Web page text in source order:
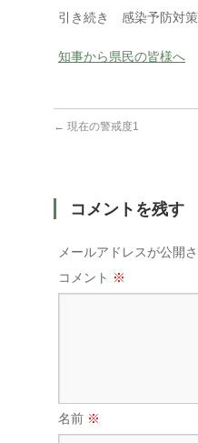
引き続き 感染予防対策
知事から県民の皆様へ
← 現在の警戒度1
コメントを残す
メールアドレスが公開
コメント ※
名前 ※